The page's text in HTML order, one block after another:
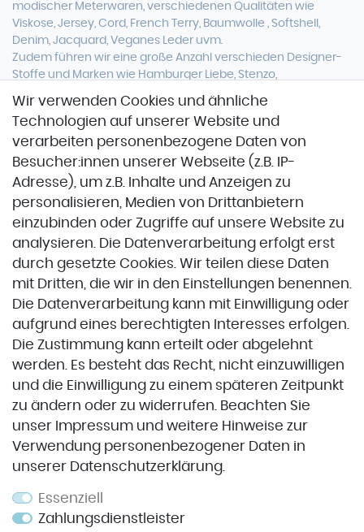
modischer Meterwaren, verschiedenen Qualitäten wie
Viskose, Jersey, Cord, French Terry, Baumwolle , Softshell ,
Denim, Jacquard, Veganes Leder uvm.
Zudem führen wir eine große Anzahl verschieden Designer-
Stoffe und Marken wie Hamburger Liebe, Stenzo,
Zahlung & Versand
Zahlung & Versand
VORKASSE
Service
Impressum
Datenschutz
Widerrufsrecht
AGB
Wir verwenden Cookies und ähnliche
Technologien auf unserer Website und
verarbeiten personenbezogene Daten von
Besucher:innen unserer Webseite (z.B. IP-
Adresse), um z.B. Inhalte und Anzeigen zu
personalisieren, Medien von Drittanbietern
einzubinden oder Zugriffe auf unsere Website zu
analysieren. Die Datenverarbeitung erfolgt erst
durch gesetzte Cookies. Wir teilen diese Daten
mit Dritten, die wir in den Einstellungen benennen.
Die Datenverarbeitung kann mit Einwilligung oder
aufgrund eines berechtigten Interesses erfolgen.
Die Zustimmung kann erteilt oder abgelehnt
werden. Es besteht das Recht, nicht einzuwilligen
und die Einwilligung zu einem späteren Zeitpunkt
zu ändern oder zu widerrufen. Beachten Sie
unser Impressum und weitere Hinweise zur
Verwendung personenbezogener Daten in
unserer
Daten­schutz­erklärung
Essenziell
Zahlungsdienstleister